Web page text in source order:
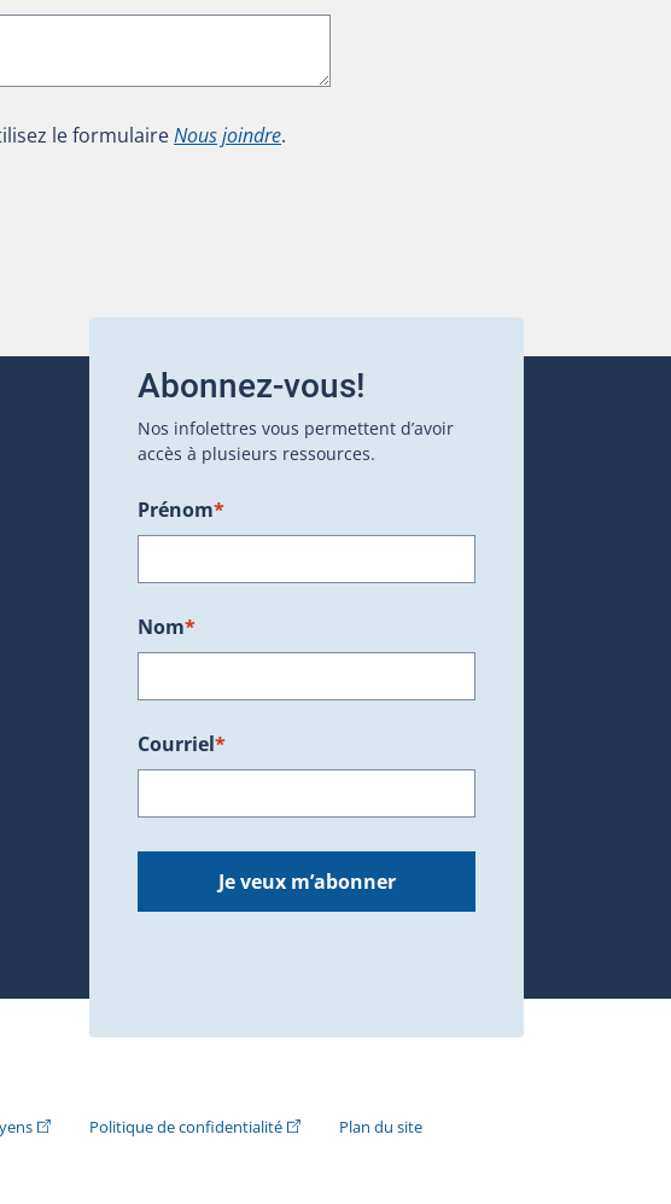
le formulaireNous joindre.
s'ouvrira dans une nouvelle fenêtre.)
s'ouvrira dans une nouvelle fenêtre.)
Abonnez-vous!
Nos infolettres vous permettent d’avoir
accès à plusieurs ressources.
Prénom*
Nom*
Courriel*
Je veux m’abonner
(Cet hyperlien externe s'ouvrira dans une nouvelle fenêtre.)
Politique de confidentialité(Cet hyperlien externe s'ouvrira dans une nouvelle
Plan du site